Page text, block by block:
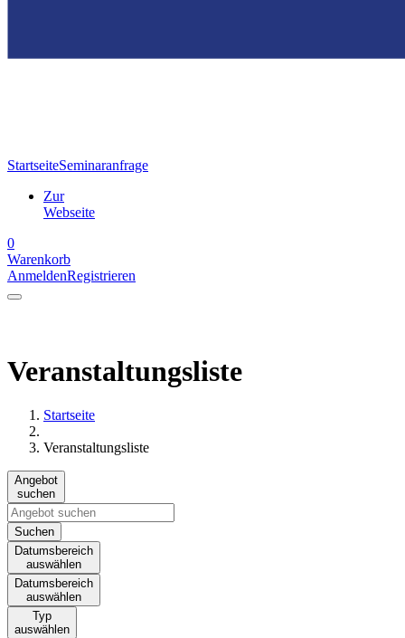
StartseiteSeminaranfrage
Zur
Webseite
0
Warenkorb
AnmeldenRegistrieren
Veranstaltungsliste
Startseite
Veranstaltungsliste
Angebot
suchen
Suchen
Datumsbereich
auswählen
Datumsbereich
auswählen
Typ
auswählen